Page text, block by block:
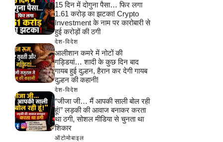
15 दिन में दोगुना पैसा… फिर लगा
1.61 करोड़ का झटका! Crypto
Investment के नाम पर कारोबारी से
हुई करोड़ों की ठगी
देश-विदेश
आलीशान कमरे में नोटों की
गड्डियां… शादी के कुछ दिन बाद
गायब हुई दुल्हन, हैरान कर देगी गायब
दुल्हन की कहानी!
देश-विदेश
“जीजा जी… मैं आपकी साली बोल रही
हूं!” लड़की की आवाज बनाकर करता
था ठगी, सोशल मीडिया से चुनता था
शिकार
ऑटोमोबाइल